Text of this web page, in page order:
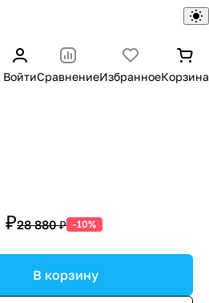
ВойтиСравнениеИзбранноеКорзина
₽28 880 ₽ -10%
В корзину